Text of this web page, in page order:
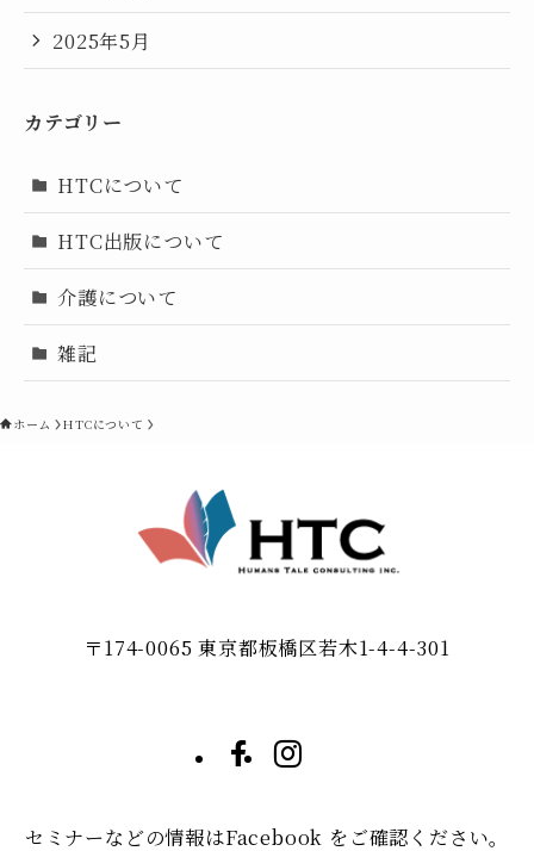
2025年5月
カテゴリー
HTCについて
HTC出版について
介護について
雑記
ホーム HTCについて
〒174-0065 東京都板橋区若木1-4-4-301
セミナーなどの情報はFacebook をご確認ください。